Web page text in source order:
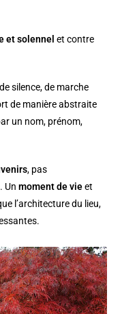
et solennelet contre
de silence, de marche
de manière abstraite
un nom, prénom,
, pas
Unmoment de vieet
l’architecture du lieu,